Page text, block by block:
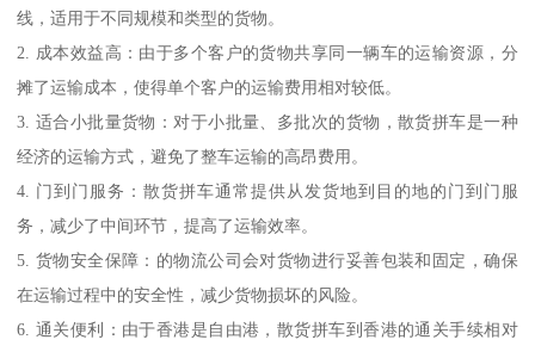
线，适用于不同规模和类型的货物。
2. 成本效益高：由于多个客户的货物共享同一辆车的运输资源，分
摊了运输成本，使得单个客户的运输费用相对较低。
3. 适合小批量货物：对于小批量、多批次的货物，散货拼车是一种
经济的运输方式，避免了整车运输的高昂费用。
4. 门到门服务：散货拼车通常提供从发货地到目的地的门到门服
务，减少了中间环节，提高了运输效率。
5. 货物安全保障：的物流公司会对货物进行妥善包装和固定，确保
在运输过程中的安全性，减少货物损坏的风险。
6. 通关便利：由于香港是自由港，散货拼车到香港的通关手续相对